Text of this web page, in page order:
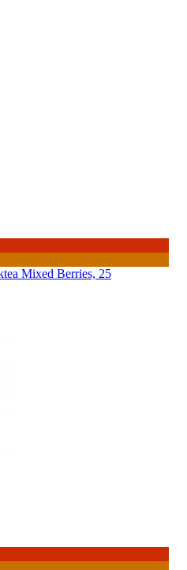
Mixed Berries, 25